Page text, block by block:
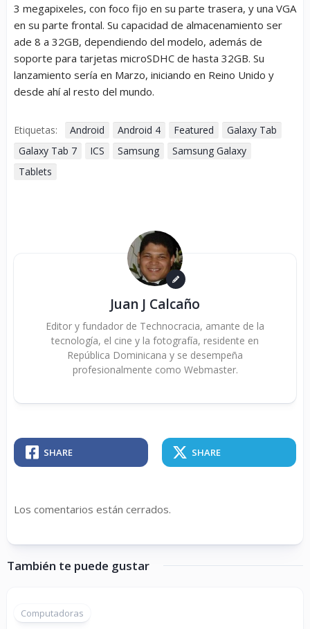
3 megapixeles, con foco fijo en su parte trasera, y una VGA
en su parte frontal. Su capacidad de almacenamiento ser
ade 8 a 32GB, dependiendo del modelo, además de
soporte para tarjetas microSDHC de hasta 32GB. Su
lanzamiento sería en Marzo, iniciando en Reino Unido y
desde ahí al resto del mundo.
Etiquetas: Android Android 4 Featured
Galaxy Tab
Galaxy Tab 7
ICS Samsung
Samsung Galaxy
Tablets
Juan J Calcaño
Editor y fundador de Technocracia, amante de la
tecnología, el cine y la fotografía, residente en
República Dominicana y se desempeña
profesionalmente como Webmaster.
SHARE SHARE
Los comentarios están cerrados.
También te puede gustar
Computadoras